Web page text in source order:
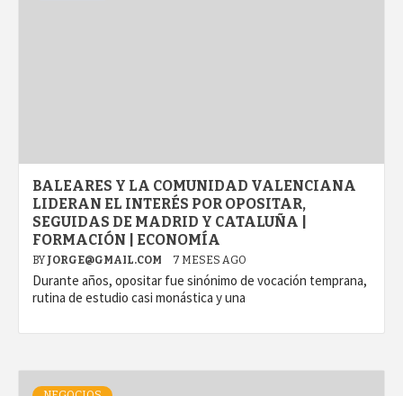
BALEARES Y LA COMUNIDAD VALENCIANA
LIDERAN EL INTERÉS POR OPOSITAR,
SEGUIDAS DE MADRID Y CATALUÑA |
FORMACIÓN | ECONOMÍA
BY JORGE@GMAIL.COM 7 MESES AGO
Durante años, opositar fue sinónimo de vocación temprana,
rutina de estudio casi monástica y una